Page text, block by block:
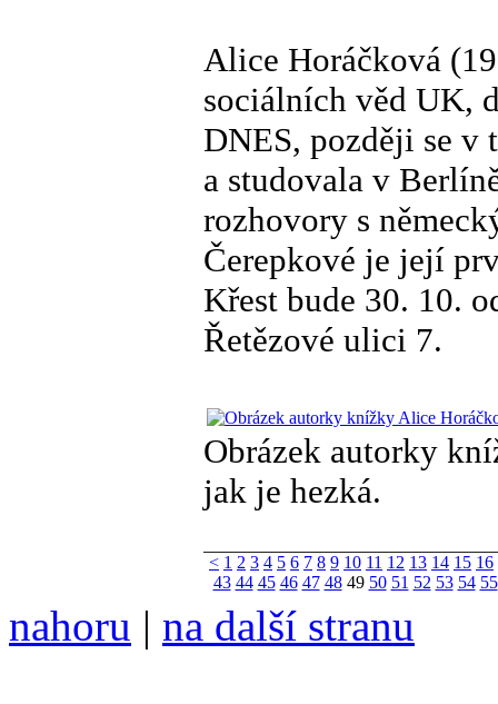
Alice Horáčková
sociálních věd UK,
DNES, později se v
a studovala v
rozhovory s
Čerepkové je její
Křest bude 30. 10.
Řetězové ulici 7.
Obrázek autorky
jak je hezká.
< 1 2 3 4 5 6 7 8 9 10 11 12 13 14 15 16
43 44 45 46 47 4849 50 51 52 53 54 55
nahoru | na další stranu